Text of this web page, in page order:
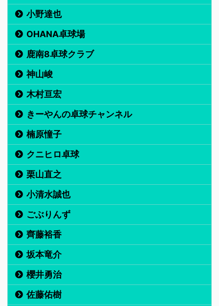
小野達也
OHANA卓球場
鹿南8卓球クラブ
神山峻
木村亘宏
きーやんの卓球チャンネル
楠原憧子
クニヒロ卓球
栗山直之
小清水誠也
ごぶりんず
齊藤裕香
坂本竜介
櫻井勇治
佐藤佑樹